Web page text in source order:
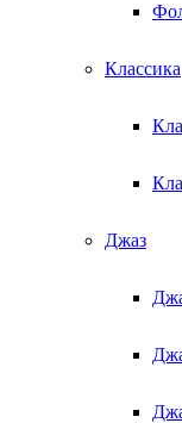
Классика
Джаз